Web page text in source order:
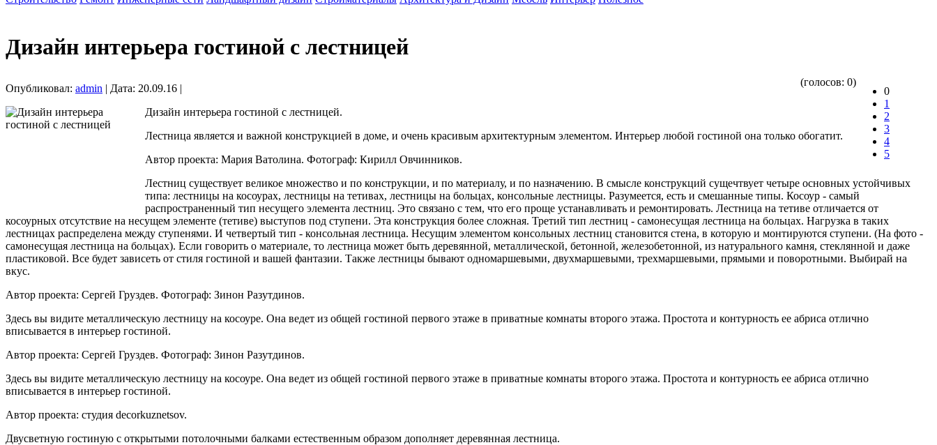
Дизайн интерьера гостиной с лестницей
Опубликовал: admin | Дата: 20.09.16 |
0
1
2
3
4
5
(голосов: 0)
Дизайн интерьера гостиной с лестницей.
Лестница является и важной конструкцией в доме, и очень красивым архитектурным элементом. Интерьер любой гостиной она только обогатит.
Автор проекта: Мария Ватолина. Фотограф: Кирилл Овчинников.
Лестниц существует великое множество и по конструкции, и по материалу, и по назначению. В смысле конструкций сущечтвует четыре основных устойчивых
типа: лестницы на косоурах, лестницы на тетивах, лестницы на больцах, консольные лестницы. Разумеется, есть и смешанные типы. Косоур - самый
распространенный тип несущего элемента лестниц. Это связано с тем, что его проще устанавливать и ремонтировать. Лестница на тетиве отличается от
косоурных отсутствие на несущем элементе (тетиве) выступов под ступени. Эта конструкция более сложная. Третий тип лестниц - самонесущая лестница на больцах. Нагрузка в таких
лестницах распределена между ступенями. И четвертый тип - консольная лестница. Несущим элементом консольных лестниц становится стена, в которую и монтируются ступени. (На фото -
самонесущая лестница на больцах). Если говорить о материале, то лестница может быть деревянной, металлической, бетонной, железобетонной, из натурального камня, стеклянной и даже
пластиковой. Все будет зависеть от стиля гостиной и вашей фантазии. Также лестницы бывают одномаршевыми, двухмаршевыми, трехмаршевыми, прямыми и поворотными. Выбирай на
вкус.
Автор проекта: Сергей Груздев. Фотограф: Зинон Разутдинов.
Здесь вы видите металлическую лестницу на косоуре. Она ведет из общей гостиной первого этаже в приватные комнаты второго этажа. Простота и контурность ее абриса отлично
вписывается в интерьер гостиной.
Автор проекта: Сергей Груздев. Фотограф: Зинон Разутдинов.
Здесь вы видите металлическую лестницу на косоуре. Она ведет из общей гостиной первого этаже в приватные комнаты второго этажа. Простота и контурность ее абриса отлично
вписывается в интерьер гостиной.
Автор проекта: студия decorkuznetsov.
Двусветную гостиную с открытыми потолочными балками естественным образом дополняет деревянная лестница.